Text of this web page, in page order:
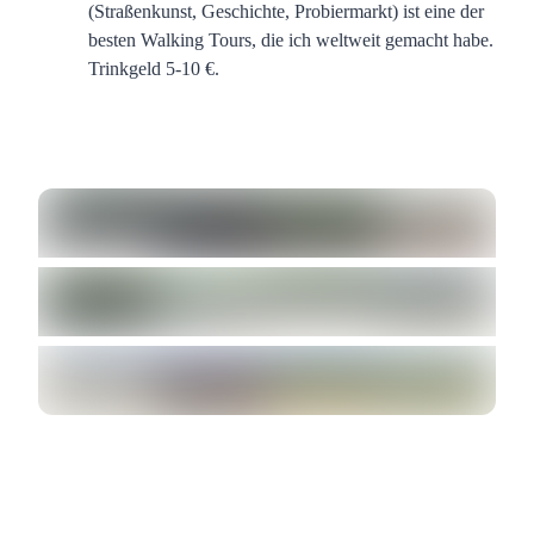
(Straßenkunst, Geschichte, Probiermarkt) ist eine der
besten Walking Tours, die ich weltweit gemacht habe.
Trinkgeld 5-10 €.